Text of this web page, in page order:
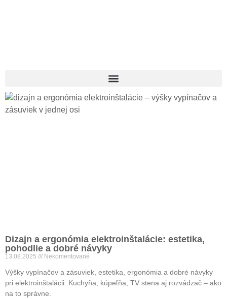
Dizajn a ergonómia elektroinštalácie: estetika,
pohodlie a dobré návyky
13.08.2025 Nekomentované
Výšky vypínačov a zásuviek, estetika, ergonómia a dobré návyky
pri elektroinštalácii. Kuchyňa, kúpeľňa, TV stena aj rozvádzač – ako
na to správne.